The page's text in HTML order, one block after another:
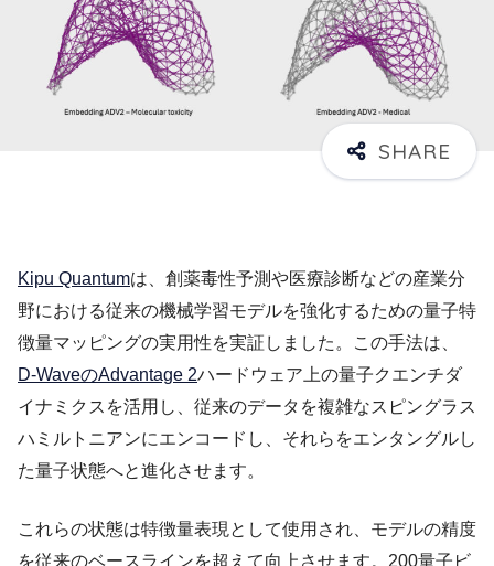
Kipu Quantumは、創薬毒性予測や医療診断などの産業分
野における従来の機械学習モデルを強化するための量子特
徴量マッピングの実用性を実証しました。この手法は、
D-WaveのAdvantage 2ハードウェア上の量子クエンチダ
イナミクスを活用し、従来のデータを複雑なスピングラス
ハミルトニアンにエンコードし、それらをエンタングルし
た量子状態へと進化させます。
これらの状態は特徴量表現として使用され、モデルの精度
を従来のベースラインを超えて向上させます。200量子ビ